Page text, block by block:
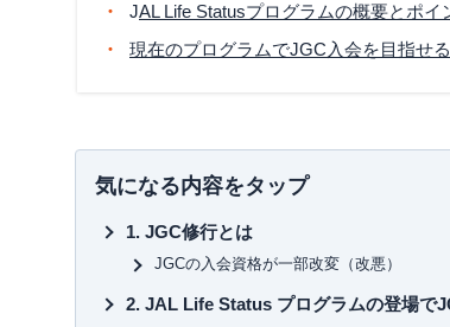
JAL Life Statusプログラムの概要とポイ
現在のプログラムでJGC入会を目指せ
気になる内容をタップ
JGC修行とは
JGCの入会資格が一部改変（改悪）
JAL Life Status プログラムの登場で